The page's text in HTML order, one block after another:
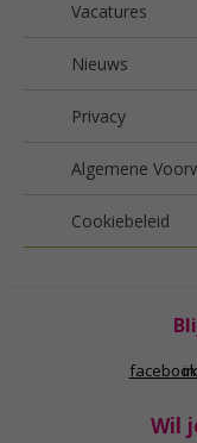
Vacatures
Nieuws
Privacy
Algemene
Cookiebeleid
facebook
Wil